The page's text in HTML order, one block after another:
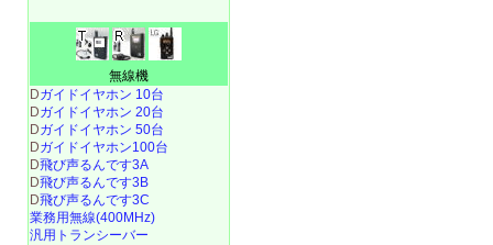
無線機
Dガイドイヤホン 10台
Dガイドイヤホン 20台
Dガイドイヤホン 50台
Dガイドイヤホン100台
D飛び声るんです3A
D飛び声るんです3B
D飛び声るんです3C
業務用無線(400MHz)
汎用トランシーバー